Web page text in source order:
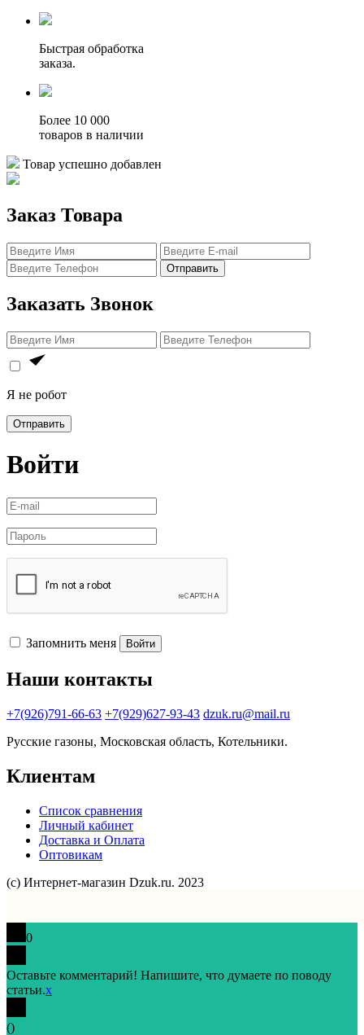
Быстрая обработка
заказа.
Более 10 000
товаров в наличии
Товар успешно добавлен
Заказ Товара
Отправить
Заказать Звонок
Я не робот
Отправить
Войти
Запомнить меня Войти
Наши контакты
+7(926)791-66-63 +7(929)627-93-43 dzuk.ru@mail.ru
Русские газоны, Московская область, Котельники.
Клиентам
Список сравнения
Личный кабинет
Доставка и Оплата
Оптовикам
(с) Интернет-магазин Dzuk.ru. 2023
0
Оставьте комментарий! Напишите, что думаете по поводу
статьи.x
()